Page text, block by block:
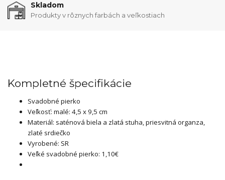
Skladom
Produkty v rôznych farbách a veľkostiach
Kompletné špecifikácie
Svadobné pierko
Veľkosť: malé: 4,5 x 9,5 cm
Materiál: saténová biela a zlatá stuha, priesvitná organza,
zlaté srdiečko
Vyrobené: SR
Veľké svadobné pierko: 1,10€